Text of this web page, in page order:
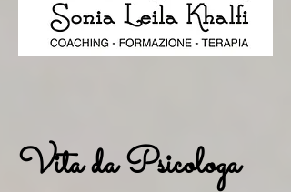
Vita da Psicologa